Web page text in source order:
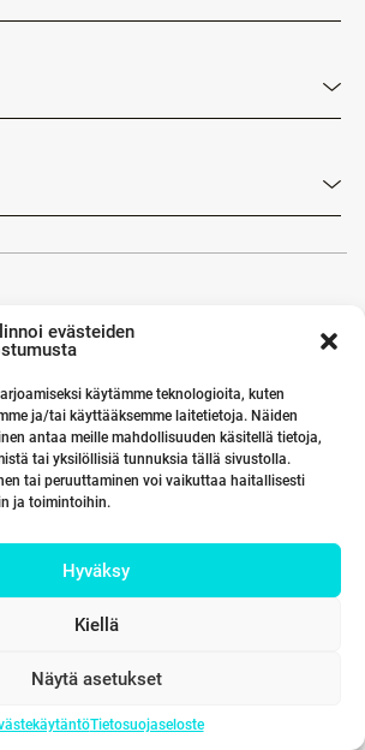
evästeiden
käytämme teknologioita, kuten
ja/tai käyttääksemme laitetietoja. Näiden
antaa meille mahdollisuuden käsitellä tietoja,
tai yksilöllisiä tunnuksia tällä sivustolla.
tai peruuttaminen voi vaikuttaa haitallisesti
ja toimintoihin.
Hyväksy
Kiellä
Näytä asetukset
Tietosuojaseloste